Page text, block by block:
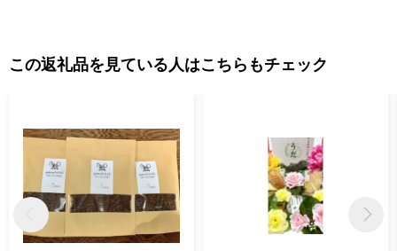
この返礼品を見ている人はこちらもチェック